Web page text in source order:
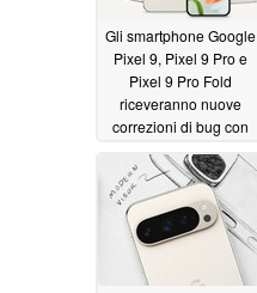
Gli smartphone Google
Pixel 9, Pixel 9 Pro e
Pixel 9 Pro Fold
riceveranno nuove
correzioni di bug con
gli aggiornamenti
software di novembre
11/07/2024